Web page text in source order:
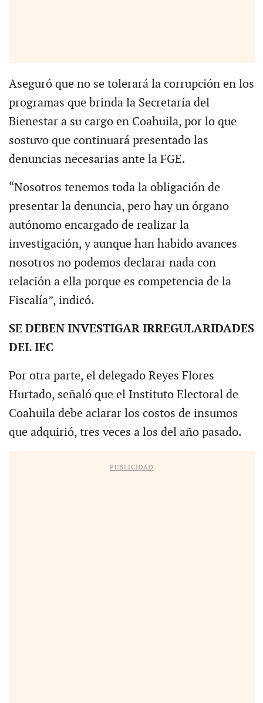
Aseguró que no se tolerará la corrupción en los
programas que brinda la Secretaría del
Bienestar a su cargo en Coahuila, por lo que
sostuvo que continuará presentado las
denuncias necesarias ante la FGE.
“Nosotros tenemos toda la obligación de
presentar la denuncia, pero hay un órgano
autónomo encargado de realizar la
investigación, y aunque han habido avances
nosotros no podemos declarar nada con
relación a ella porque es competencia de la
Fiscalía”, indicó.
SE DEBEN INVESTIGAR IRREGULARIDADES
DEL IEC
Por otra parte, el delegado Reyes Flores
Hurtado, señaló que el Instituto Electoral de
Coahuila debe aclarar los costos de insumos
que adquirió, tres veces a los del año pasado.
PUBLICIDAD